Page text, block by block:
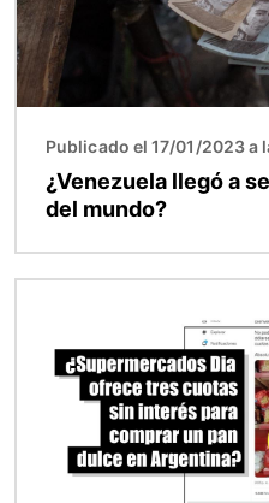
Publicado el 17/01/2023 a
¿Venezuela llegó a
del mundo?